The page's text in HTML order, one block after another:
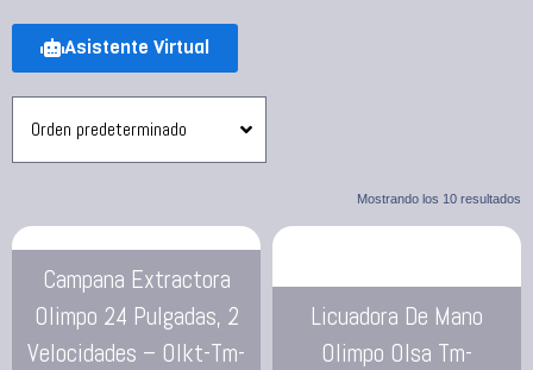
Asistente Virtual
Mostrando los 10 resultados
Campana Extractora
Olimpo 24 Pulgadas, 2
Velocidades – Olkt-Tm-
Licuadora De Mano
Olimpo Olsa Tm-